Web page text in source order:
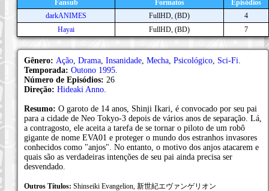
Fansub Formatos
Episódios
darkANIMES
FullHD, (BD)
4
Hayai
FullHD, (BD) 7
Gênero: Ação Drama Insanidade Mecha Psicológico Sci-Fi
Temporada: Outono 1995
Número de Episódios: 26
Direção: Hideaki Anno
Resumo: O garoto de 14 anos, Shinji Ikari, é convocado por seu pai
para a cidade de Neo Tokyo-3 depois de vários anos de separação. Lá,
a contragosto, ele aceita a tarefa de se tornar o piloto de um robô
gigante de nome EVA01 e proteger o mundo dos estranhos invasores
conhecidos como "anjos". No entanto, o motivo dos anjos atacarem e
quais são as verdadeiras intenções de seu pai ainda precisa ser
desvendado.
Outros Títulos: Shinseiki Evangelion, 新世紀エヴァンゲリオン